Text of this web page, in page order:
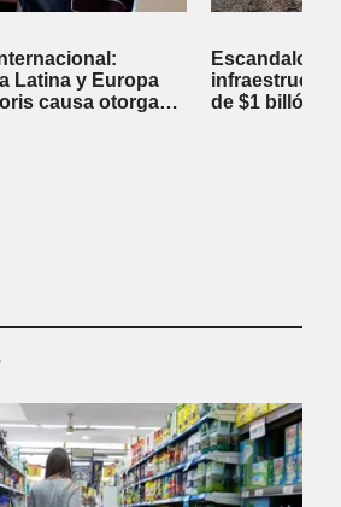
Latina y Europa
causa otorgado
Escandalosa
de $1 billón